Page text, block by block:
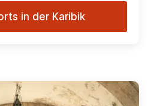
in der Karibik